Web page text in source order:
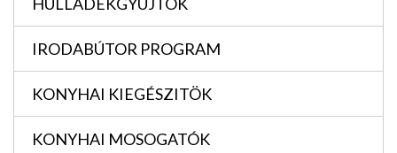
HULLADÉKGYÜJTÖK
IRODABÚTOR PROGRAM
KONYHAI KIEGÉSZITÖK
KONYHAI MOSOGATÓK